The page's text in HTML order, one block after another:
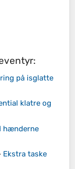
på isglatte
klatre og
hænderne
Ekstra taske